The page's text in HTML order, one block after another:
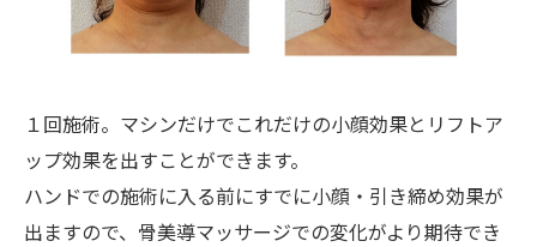
１回施術。マシンだけでこれだけの小顔効果とリフトア
ップ効果を出すことができます。
ハンドでの施術に入る前にすでに小顔・引き締め効果が
出ますので、骨美導マッサージでの変化がより期待でき